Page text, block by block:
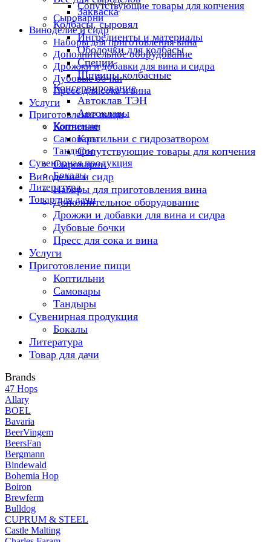
Сопутствующие товары для копчения
Сыроварни
Виноделие и сидр
Наборы для приготовления вина
Дополнительное оборудование
Дрожжи и добавки для вина и сидра
Дубовые бочки
Пресс для сока и вина
Услуги
Приготовление пищи
Коптильни
Самовары
Тандыры
Сувенирная продукция
Бокалы
Литература
Товар для дачи
Закваска
Колбасы, сыровял
Ингредиенты и материалы
Оболочки для колбасы
Специи
Шприцы колбасные
Консервирование
Автоклав ТЭН
Автоклавы
Копчение
Коптильни с гидрозатвором
Сопутствующие товары для копчения
Сыроварни
Виноделие и сидр
Наборы для приготовления вина
Дополнительное оборудование
Дрожжи и добавки для вина и сидра
Дубовые бочки
Пресс для сока и вина
Услуги
Приготовление пищи
Коптильни
Самовары
Тандыры
Сувенирная продукция
Бокалы
Литература
Товар для дачи
Brands
47 Hops
Allary
BOEL
Bavaria
BeerVingem
BeersFan
Bergmann
Bindewald
Bohemia Hop
Boiron
Brewferm
Bulldog
CUPRUM & STEEL
Castle Malting